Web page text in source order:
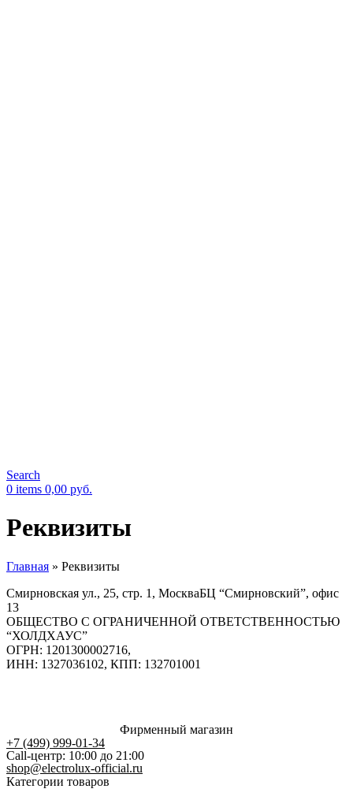
Search
0 items 0,00 руб.
Реквизиты
Главная » Реквизиты
Смирновская ул., 25, стр. 1, МоскваБЦ “Смирновский”, офис
13
ОБЩЕСТВО С ОГРАНИЧЕННОЙ ОТВЕТСТВЕННОСТЬЮ
“ХОЛДХАУС”
ОГРН: 1201300002716,
ИНН: 1327036102, КПП: 132701001
Фирменный магазин
+7 (499) 999-01-34
Call-центр: 10:00 до 21:00
shop@electrolux-official.ru
Категории товаров